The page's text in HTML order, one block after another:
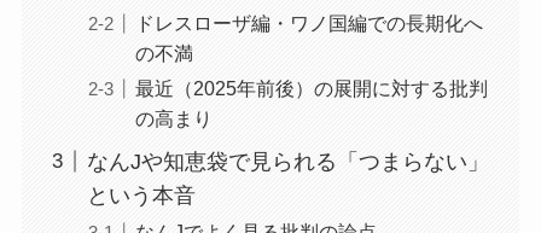
ドレスローザ編・ワノ国編での長期化へ
の不満
最近（2025年前後）の展開に対する批判
の高まり
なんJや知恵袋で見られる「つまらない」
という本音